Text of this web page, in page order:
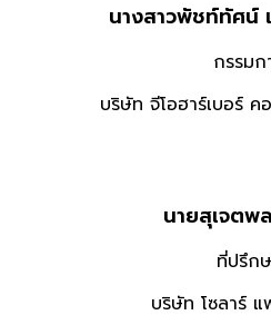
นางสาวพัชท์ทัศน์
กรรมก
บริษัท จีโอฮาร์เบอร์
นายสุเจต
ที่ปรึก
บริษัท โซลาร์